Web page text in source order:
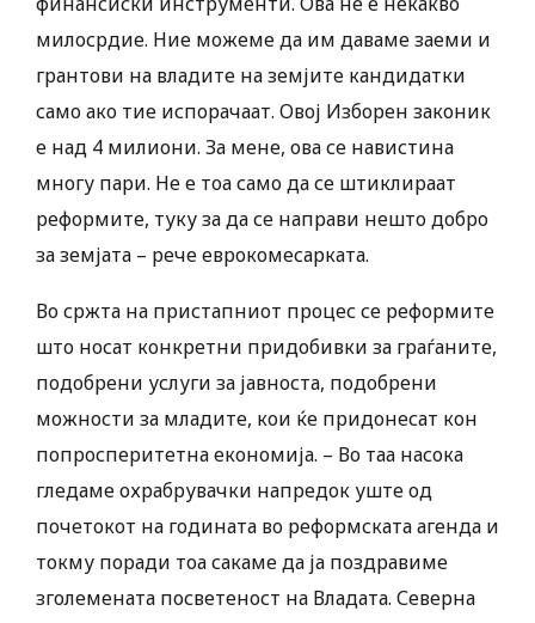
милосрдие. Ние можеме да им даваме заеми и
грантови на владите на земјите кандидатки
само ако тие испорачаат. Овој Изборен законик
е над 4 милиони. За мене, ова се навистина
многу пари. Не е тоа само да се штиклираат
реформите, туку за да се направи нешто добро
за земјата – рече еврокомесарката.
Во сржта на пристапниот процес се реформите
што носат конкретни придобивки за граѓаните,
подобрени услуги за јавноста, подобрени
можности за младите, кои ќе придонесат кон
попросперитетна економија. – Во таа насока
гледаме охрабрувачки напредок уште од
почетокот на годината во реформската агенда и
токму поради тоа сакаме да ја поздравиме
зголемената посветеност на Владата. Северна